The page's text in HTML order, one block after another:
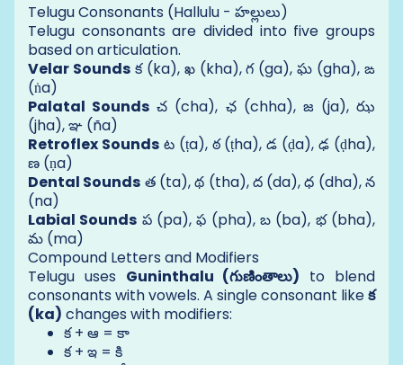
Telugu Consonants (Hallulu - హల్లులు)
Telugu consonants are divided into five groups
based on articulation.
Velar Soundsక (ka), ఖ (kha), గ (ga), ఘ (gha), ఙ
(ṅa)
Palatal Sounds చ (cha), ఛ (chha), జ (ja), ఝ
(jha), ఞ (ña)
Retroflex Soundsట (ṭa), ఠ (ṭha), డ (ḍa), ఢ (ḍha),
ణ (ṇa)
Dental Sounds త (ta), థ (tha), ద (da), ధ (dha), న
(na)
Labial Sounds ప (pa), ఫ (pha), బ (ba), భ (bha),
మ (ma)
Compound Letters and Modifiers
Telugu uses Guninthalu (గుణింతాలు) to blend
consonants with vowels. A single consonant likeక
(ka) changes with modifiers:
క + ఆ = కా
క + ఇ = కి